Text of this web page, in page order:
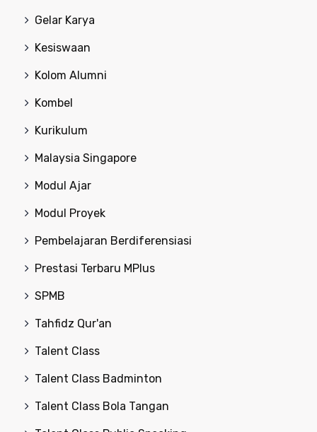
Gelar Karya
Kesiswaan
Kolom Alumni
Kombel
Kurikulum
Malaysia Singapore
Modul Ajar
Modul Proyek
Pembelajaran Berdiferensiasi
Prestasi Terbaru MPlus
SPMB
Tahfidz Qur'an
Talent Class
Talent Class Badminton
Talent Class Bola Tangan